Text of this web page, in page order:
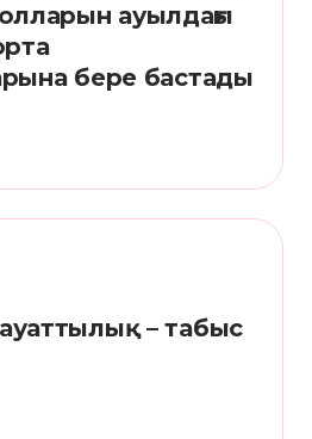
ауылдағы
бере бастады
– табыс